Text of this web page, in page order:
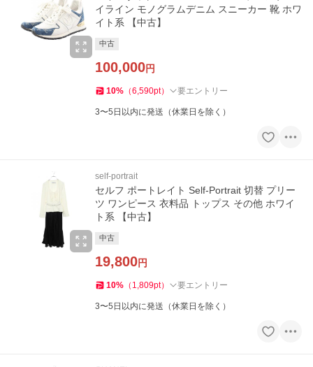
イライン モノグラムデニム スニーカー 靴 ホワ
イト系 【中古】
中古
100,000円
10% （6,590pt） 要エントリー
3〜5日以内に発送（休業日を除く）
self-portrait
セルフ ポートレイト Self-Portrait 切替 プリー
ツ ワンピース 衣料品 トップス その他 ホワイ
ト系 【中古】
中古
19,800円
10% （ 1,809pt） 要エントリー
3〜5日以内に発送（休業日を除く）